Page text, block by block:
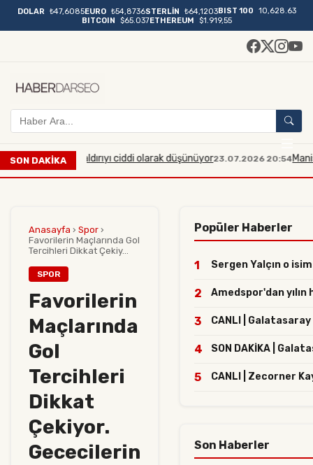
DOLAR ₺47,6085EURO ₺54,8736STERLİN ₺64,1203BIST 100
10,628.63
BITCOIN
$65.037ETHEREUM $1.919,55
SON DAKİKA
bir saldırıyı ciddi olarak düşünüyor23.07.2026 20:54Manisa'da
Anasayfa › Spor ›
Favorilerin Maçlarında Gol
Tercihleri Dikkat Çekiy...
SPOR
Favorilerin
Maçlarında
Gol
Tercihleri
Dikkat
Çekiyor.
Gececilerin
Popüler Haberler
1 Sergen Yalçın o
2 Amedspor'dan yılın
3 CANLI |
4 SON DAKİKA |
5 CANLI | Zecorner
Son Haberler